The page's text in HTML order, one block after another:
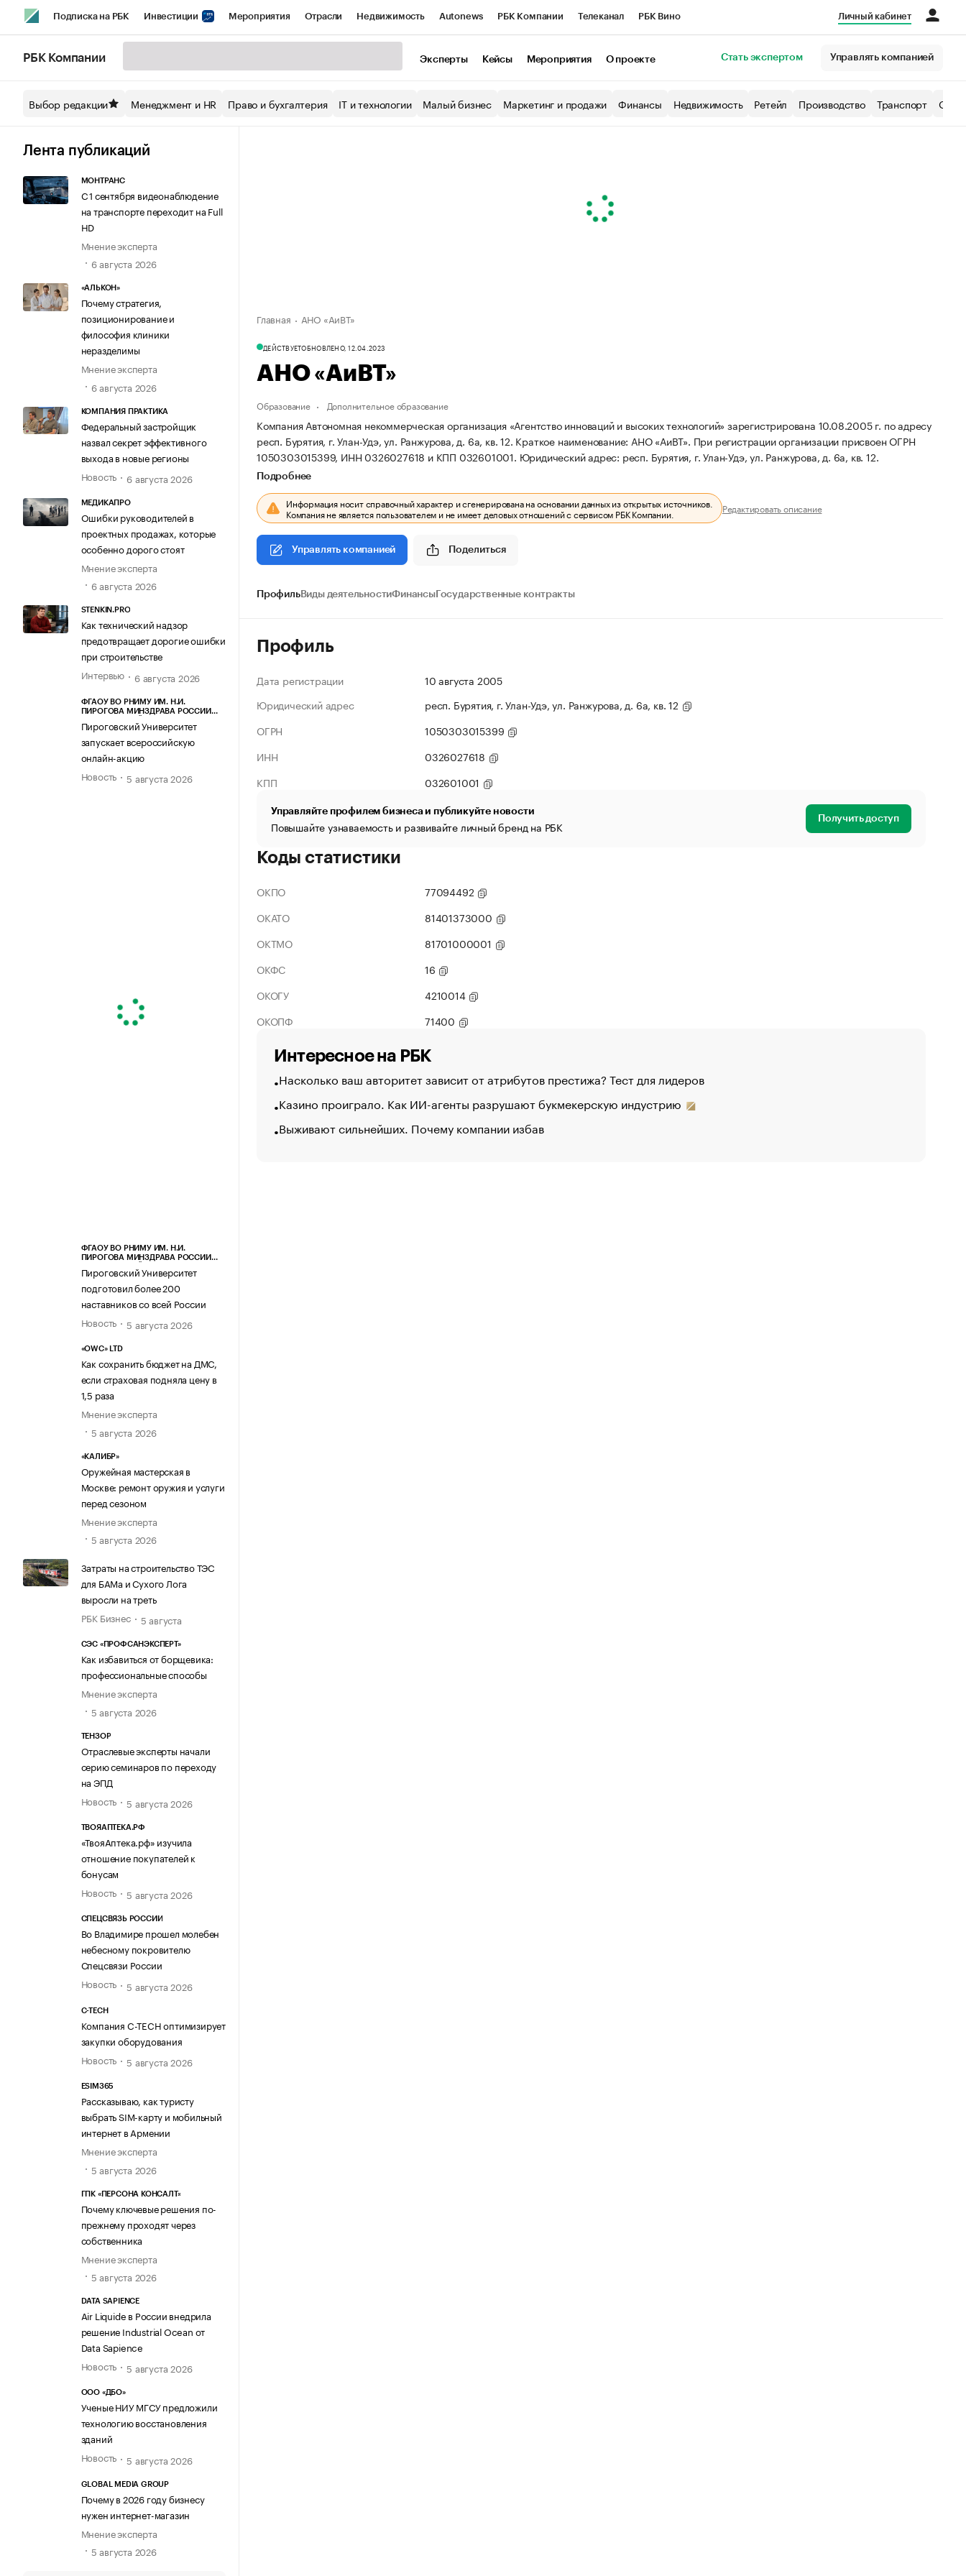
Подписка на РБК Инвестиции Мероприятия Отрасли Недвижимость Autonews РБК Компании Телеканал РБК Вино
Спецпроекты СПб Конференции СПб Спецпроекты Экономика Бизнес
Технологии и медиа
Личный кабинет
РБК Компании Эксперты Кейсы Мероприятия О проекте Стать экспертом Управлять компанией
Выбор редакции Менеджмент и HR Право и бухгалтерия IT и технологии Малый бизнес Маркетинг и продажи Финансы Недвижимость Ретейл Производство Транспорт
Лента публикаций
МОНТРАНС
С 1 сентября видеонаблюдение
на транспорте переходит на Full
HD
Мнение эксперта
6 августа 2026
«АЛЬКОН»
Почему стратегия,
позиционирование и
философия клиники
неразделимы
Мнение эксперта
6 августа 2026
КОМПАНИЯ ПРАКТИКА
Федеральный застройщик
назвал секрет эффективного
выхода в новые регионы
Новость
6 августа 2026
МЕДИКАПРО
Ошибки руководителей в
проектных продажах, которые
особенно дорого стоят
Мнение эксперта
6 августа 2026
STENKIN.PRO
Как технический надзор
предотвращает дорогие ошибки
при строительстве
Интервью
6 августа 2026
ФГАОУ ВО РНИМУ ИМ. Н.И.
ПИРОГОВА МИНЗДРАВА РОССИИ
Пироговский Университет
запускает всероссийскую
онлайн-акцию
Новость
5 августа 2026
ФГАОУ ВО РНИМУ ИМ. Н.И.
ПИРОГОВА МИНЗДРАВА РОССИИ
Пироговский Университет
подготовил более 200
наставников со всей России
Новость
5 августа 2026
«OWC» LTD
Как сохранить бюджет на ДМС,
если страховая подняла цену в
1,5 раза
Мнение эксперта
5 августа 2026
«КАЛИБР»
Оружейная мастерская в
Москве: ремонт оружия и услуги
перед сезоном
Мнение эксперта
5 августа 2026
Затраты на строительство ТЭС
для БАМа и Сухого Лога
выросли на треть
РБК Бизнес
5 августа
СЭС «ПРОФСАНЭКСПЕРТ»
Как избавиться от борщевика:
профессиональные способы
Мнение эксперта
5 августа 2026
ТЕНЗОР
Отраслевые эксперты начали
серию семинаров по переходу
на ЭПД
Новость
5 августа 2026
ТВОЯАПТЕКА.РФ
«ТвояАптека.рф» изучила
отношение покупателей к
бонусам
Новость
5 августа 2026
СПЕЦСВЯЗЬ РОССИИ
Во Владимире прошел молебен
небесному покровителю
Спецсвязи России
Новость
5 августа 2026
C-TECH
Компания C-TECH оптимизирует
закупки оборудования
Новость
5 августа 2026
ESIM365
Рассказываю, как туристу
выбрать SIM-карту и мобильный
интернет в Армении
Мнение эксперта
5 августа 2026
ГПК «ПЕРСОНА КОНСАЛТ»
Почему ключевые решения по-
прежнему проходят через
собственника
Мнение эксперта
5 августа 2026
DATA SAPIENCE
Air Liquide в России внедрила
решение Industrial Ocean от
Data Sapience
Новость
5 августа 2026
ООО «ДБО»
Ученые НИУ МГСУ предложили
технологию восстановления
зданий
Новость
5 августа 2026
GLOBAL MEDIA GROUP
Почему в 2026 году бизнесу
нужен интернет-магазин
Мнение эксперта
5 августа 2026
Главная АНО «АиВТ»
ДЕЙСТВУЕТОБНОВЛЕНО, 12.04.2023
АНО «АиВТ»
Образование Дополнительное образование
Компания Автономная некоммерческая организация «Агентство инноваций и высоких технологий» зарегистрирована 10.08.2005 г. по адресу
респ. Бурятия, г. Улан-Удэ, ул. Ранжурова, д. 6а, кв. 12. Краткое наименование: АНО «АиВТ». При регистрации организации присвоен ОГРН
1050303015399, ИНН 0326027618 и КПП 032601001. Юридический адрес: респ. Бурятия, г. Улан-Удэ, ул. Ранжурова, д. 6а, кв. 12.
Подробнее
Информация носит справочный характер и сгенерирована на основании данных из открытых источников.
Компания не является пользователем и не имеет деловых отношений с сервисом РБК Компании. Редактировать описание
Управлять компанией Поделиться
ПрофильВиды деятельностиФинансыГосударственные контракты
Профиль
Дата регистрации
10 августа 2005
Юридический адрес
респ. Бурятия, г. Улан-Удэ, ул. Ранжурова, д. 6а, кв. 12
ОГРН
1050303015399
ИНН
0326027618
КПП
032601001
Управляйте профилем бизнеса и публикуйте новости
Повышайте узнаваемость и развивайте личный бренд на РБК Получить доступ
Коды статистики
ОКПО
77094492
ОКАТО
81401373000
ОКТМО
81701000001
ОКФС
16
ОКОГУ
4210014
ОКОПФ
71400
Интересное на РБК
Насколько ваш авторитет зависит от атрибутов престижа? Тест для лидеров
Казино проиграло. Как ИИ-агенты разрушают букмекерскую индустрию
Выживают сильнейших. Почему компании избав